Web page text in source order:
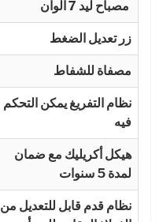
زر تعديل الضغط
مصفاة للشفاط
نظام التفريغ يمكن التحكم
فيه
هيكل أكريليك مع ضمان
لمدة 5 سنوات
نظام قدم قابل للتعديل من